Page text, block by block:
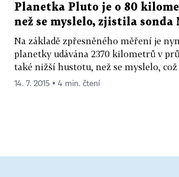
Planetka Pluto je o 80
než se myslelo, zjistila sonda
Na základě zpřesněného měření je
planetky udávána 2370 kilometrů v
také nižší hustotu, než se myslelo, což
14. 7. 2015 ▪ 4 min. čtení